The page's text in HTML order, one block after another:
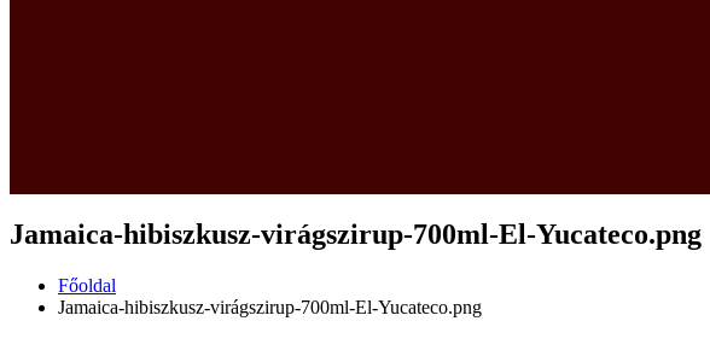
Jamaica-hibiszkusz-virágszirup-700ml-El-Yucateco.png
Főoldal
Jamaica-hibiszkusz-virágszirup-700ml-El-Yucateco.png